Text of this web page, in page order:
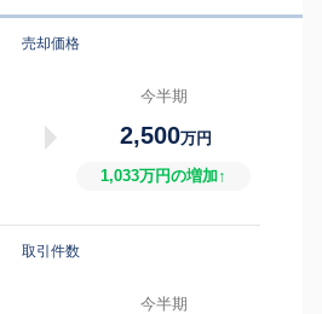
売却価格
今半期
2,500万円
1,033万円の増加↑
取引件数
今半期